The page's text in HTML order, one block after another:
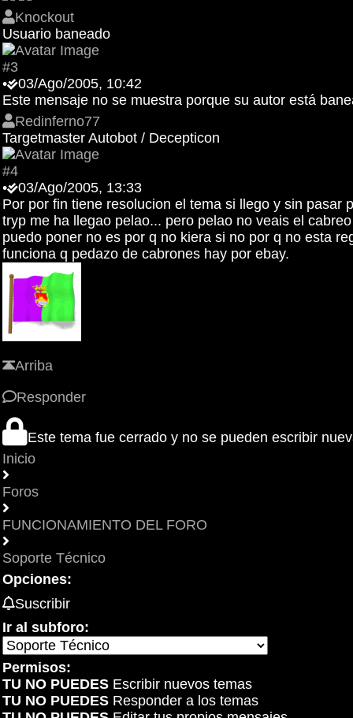
Knockout
Usuario baneado
#3
•
03/Ago/2005, 10:42
Este mensaje no se muestra porque su autor está
Redinferno77
Targetmaster Autobot / Decepticon
#4
•
03/Ago/2005, 13:33
Por por fin tiene resolucion el tema si llego y sin
tryp me ha llegao pelao... pero pelao no veais el
puedo poner no es por q no kiera si no por q no esta
funciona q pedazo de cabrones hay por ebay.
Arriba
Responder
Este tema fue cerrado y no se pueden escribir
Inicio
Foros
FUNCIONAMIENTO DEL FORO
Soporte Técnico
Opciones:
Suscribir
Ir al subforo:
Permisos:
TU NO PUEDES Escribir nuevos temas
TU NO PUEDES Responder a los temas